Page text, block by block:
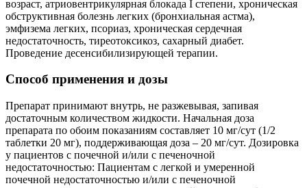
возраст, атриовентрикулярная блокада I степени, хроническая
обструктивная болезнь легких (бронхиальная астма),
эмфизема легких, псориаз, хроническая сердечная
недостаточность, тиреотоксикоз, сахарный диабет.
Проведение десенсибилизирующей терапии.
Способ применения и дозы
Препарат принимают внутрь, не разжевывая, запивая
достаточным количеством жидкости. Начальная доза
препарата по обоим показаниям составляет 10 мг/сут (1/2
таблетки 20 мг), поддерживающая доза – 20 мг/сут. Дозировка
у пациентов с почечной и/или с печеночной
недостаточностью: Пациентам с легкой и умеренной
почечной недостаточностью и/или с печеночной